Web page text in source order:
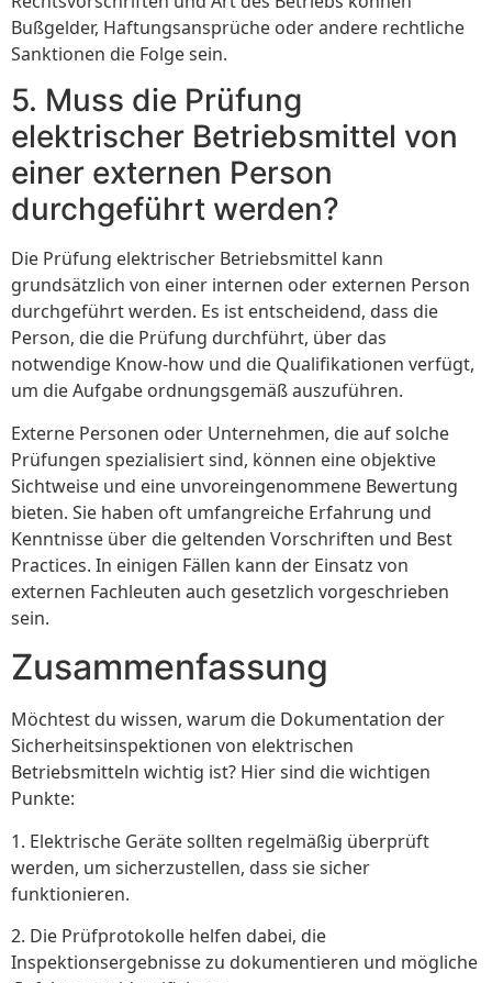
Bußgelder, Haftungsansprüche oder andere rechtliche
Sanktionen die Folge sein.
5. Muss die Prüfung
elektrischer Betriebsmittel von
einer externen Person
durchgeführt werden?
Die Prüfung elektrischer Betriebsmittel kann
grundsätzlich von einer internen oder externen Person
durchgeführt werden. Es ist entscheidend, dass die
Person, die die Prüfung durchführt, über das
notwendige Know-how und die Qualifikationen verfügt,
um die Aufgabe ordnungsgemäß auszuführen.
Externe Personen oder Unternehmen, die auf solche
Prüfungen spezialisiert sind, können eine objektive
Sichtweise und eine unvoreingenommene Bewertung
bieten. Sie haben oft umfangreiche Erfahrung und
Kenntnisse über die geltenden Vorschriften und Best
Practices. In einigen Fällen kann der Einsatz von
externen Fachleuten auch gesetzlich vorgeschrieben
sein.
Zusammenfassung
Möchtest du wissen, warum die Dokumentation der
Sicherheitsinspektionen von elektrischen
Betriebsmitteln wichtig ist? Hier sind die wichtigen
Punkte:
1. Elektrische Geräte sollten regelmäßig überprüft
werden, um sicherzustellen, dass sie sicher
funktionieren.
2. Die Prüfprotokolle helfen dabei, die
Inspektionsergebnisse zu dokumentieren und mögliche